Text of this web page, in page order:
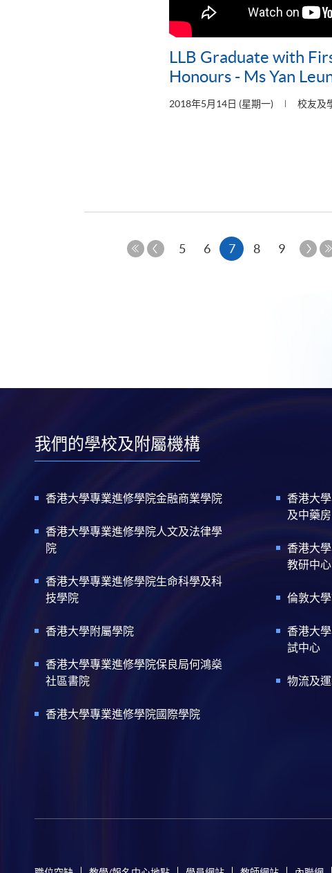
LLB Graduate with
Honours - Ms Yan
2018年5月14日 (星期一) 校友及
上
5 6 7本
8 9
下
我們的學校及附屬機構
香港大學專業進修學院金融商業學院
香港大學專業進修學院人文及法律學
院
香港大學專業進修學院生命科學及科
技學院
香港大學附屬學院
香港大學專業進修學院保良局何鴻燊
社區書院
香港大學專業進修學院國際學院
香港大
及中藥房
香港大
教研中心
倫敦大
香港大
試中心
物流及